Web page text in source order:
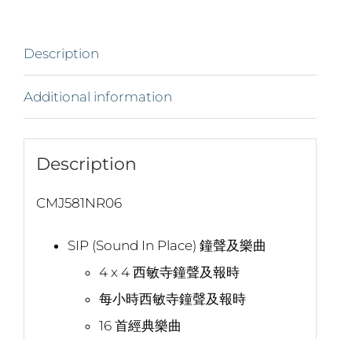
Description
Additional information
Description
CMJ581NR06
SIP (Sound In Place) 鐘聲及樂曲
4 x 4 西敏寺鐘聲及報時
每小時西敏寺鐘聲及報時
16 首經典樂曲